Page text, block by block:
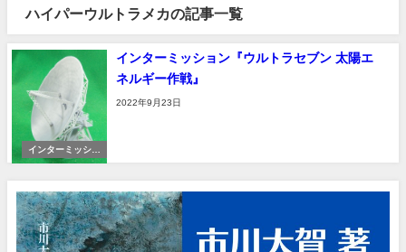
ハイパーウルトラメカの記事一覧
インターミッショ
ン
インターミッション『ウルトラセブン 太陽エ
ネルギー作戦』
2022年9月23日